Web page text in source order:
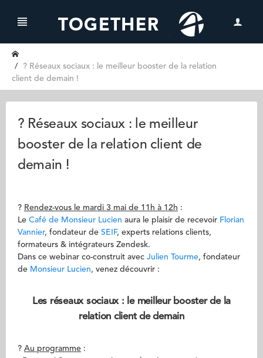
? Réseaux sociaux : le meilleur booster de la relation
client de demain !
? Réseaux sociaux : le meilleur
booster de la relation client de
demain !
? Rendez-vous le mardi 3 mai de 11h à 12h :
Le Café de Monsieur Lucien aura le plaisir de recevoir Florian
Vannier, fondateur de SEIF, experts relations clients,
formateurs & intégrateurs Zendesk.
Dans ce webinar co-construit avec Julien Tourme, fondateur
de Monsieur Lucien, venez découvrir :
Les réseaux sociaux : le meilleur booster de la
relation client de demain
? Au programme :